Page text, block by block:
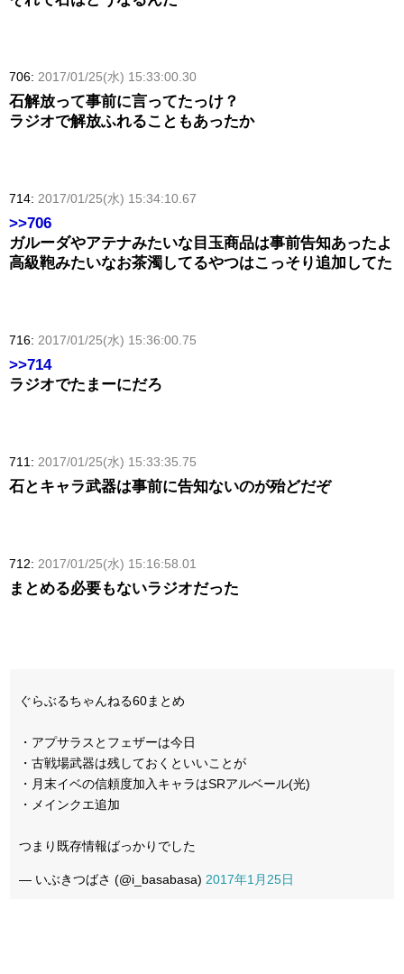
706: 2017/01/25(水) 15:33:00.30
石解放って事前に言ってたっけ？
ラジオで解放ふれることもあったか
714: 2017/01/25(水) 15:34:10.67
>>706
ガルーダやアテナみたいな目玉商品は事前告知あったよ
高級鞄みたいなお茶濁してるやつはこっそり追加してた
716: 2017/01/25(水) 15:36:00.75
>>714
ラジオでたまーにだろ
711: 2017/01/25(水) 15:33:35.75
石とキャラ武器は事前に告知ないのが殆どだぞ
712: 2017/01/25(水) 15:16:58.01
まとめる必要もないラジオだった
ぐらぶるちゃんねる60まとめ
・アプサラスとフェザーは今日
・古戦場武器は残しておくといいことが
・月末イベの信頼度加入キャラはSRアルベール(光)
・メインクエ追加
つまり既存情報ばっかりでした
— いぶきつばさ (@i_basabasa) 2017年1月25日